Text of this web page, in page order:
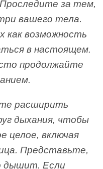
за тем,
вашего тела.
как возможность
в настоящем.
продолжайте
расширить
дыхания, чтобы
целое, включая
Представьте,
дышит. Если